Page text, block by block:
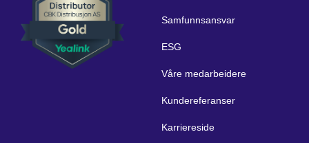
Samfunnsansvar
ESG
Våre medarbeidere
Kundereferanser
Karriereside